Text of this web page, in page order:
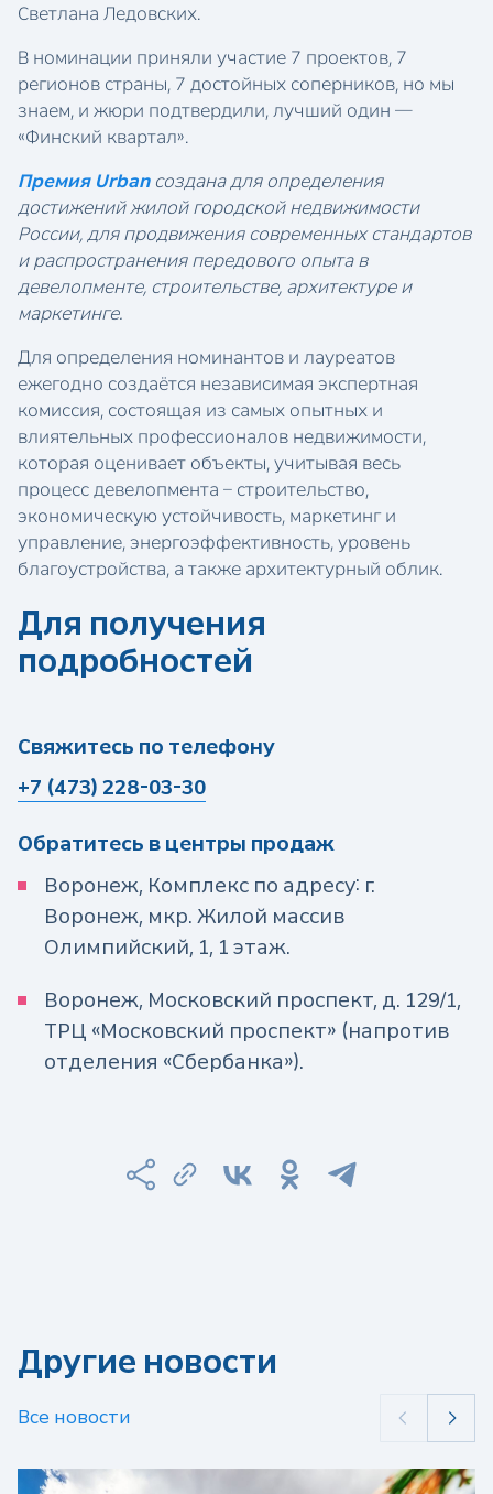
Светлана Ледовских.
В номинации приняли участие 7 проектов, 7
регионов страны, 7 достойных соперников, но мы
знаем, и жюри подтвердили, лучший один —
«Финский квартал».
Премия Urbanсоздана для определения
достижений жилой городской недвижимости
России, для продвижения современных стандартов
и распространения передового опыта в
девелопменте, строительстве, архитектуре и
маркетинге.
Для определения номинантов и лауреатов
ежегодно создаётся независимая экспертная
комиссия, состоящая из самых опытных и
влиятельных профессионалов недвижимости,
которая оценивает объекты, учитывая весь
процесс девелопмента – строительство,
экономическую устойчивость, маркетинг и
управление, энергоэффективность, уровень
благоустройства, а также архитектурный облик.
Для получения
подробностей
Свяжитесь по телефону
+7 (473) 228-03-30
Обратитесь в центры продаж
Воронеж, Комплекс по адресу: г.
Воронеж, мкр. Жилой массив
Олимпийский, 1, 1 этаж.
Воронеж, Московский проспект, д. 129/1,
ТРЦ «Московский проспект» (напротив
отделения «Сбербанка»).
Другие новости
Все новости